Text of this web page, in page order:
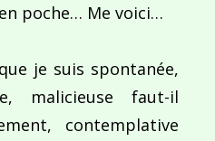
poche… Me voici…
je suis spontanée,
malicieuse faut-il
contemplative